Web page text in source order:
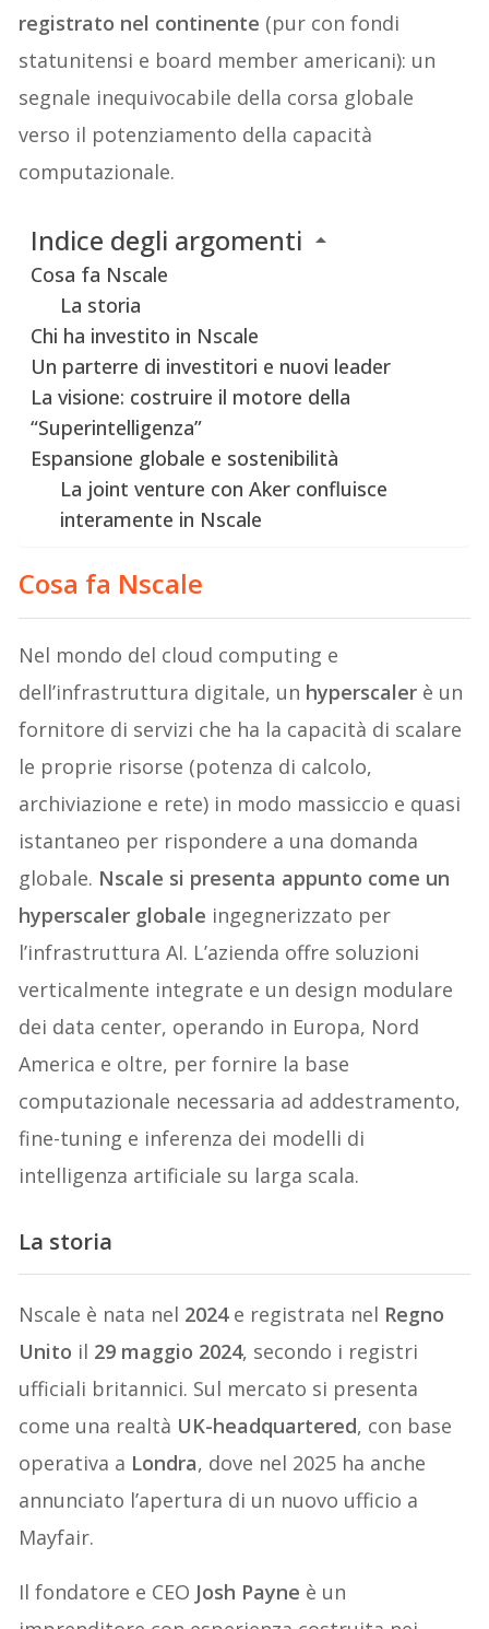
registrato nel continente (pur con fondi
statunitensi e board member americani): un
segnale inequivocabile della corsa globale
verso il potenziamento della capacità
computazionale.
Indice degli argomenti
Cosa fa Nscale
La storia
Chi ha investito in Nscale
Un parterre di investitori e nuovi leader
La visione: costruire il motore della
“Superintelligenza”
Espansione globale e sostenibilità
La joint venture con Aker confluisce
interamente in Nscale
Cosa fa Nscale
Nel mondo del cloud computing e
dell’infrastruttura digitale, un hyperscaler è un
fornitore di servizi che ha la capacità di scalare
le proprie risorse (potenza di calcolo,
archiviazione e rete) in modo massiccio e quasi
istantaneo per rispondere a una domanda
globale. Nscale si presenta appunto come un
hyperscaler globale ingegnerizzato per
l’infrastruttura AI. L’azienda offre soluzioni
verticalmente integrate e un design modulare
dei data center, operando in Europa, Nord
America e oltre, per fornire la base
computazionale necessaria ad addestramento,
fine-tuning e inferenza dei modelli di
intelligenza artificiale su larga scala.
La storia
Nscale è nata nel 2024e registrata nel Regno
Unito il 29 maggio 2024, secondo i registri
ufficiali britannici. Sul mercato si presenta
come una realtà UK-headquartered, con base
operativa a Londra, dove nel 2025 ha anche
annunciato l’apertura di un nuovo ufficio a
Mayfair.
Il fondatore e CEO Josh Payne è un